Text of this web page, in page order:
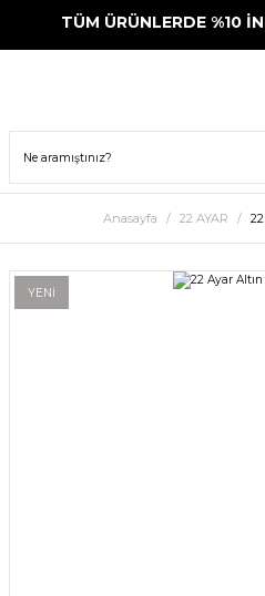
TÜM ÜRÜNLERDE %10
Anasayfa 22 AYAR
YENİ